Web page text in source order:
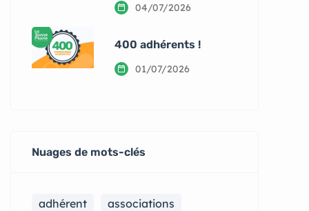
04/07/2026
400 adhérents !
01/07/2026
Nuages de mots-clés
adhérent
associations